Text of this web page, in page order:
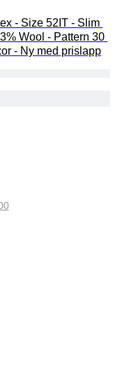
- Size 52IT - Slim
Wool - Pattern 30
- Ny med prislapp